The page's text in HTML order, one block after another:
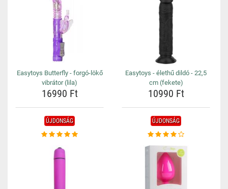
Easytoys Butterfly - forgó-lökő
vibrátor (lila)
16990 Ft
Easytoys - élethű dildó - 22,5
cm (fekete)
10990 Ft
ÚJDONSÁG ÚJDONSÁG